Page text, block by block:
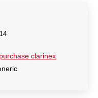
purchase clarinex